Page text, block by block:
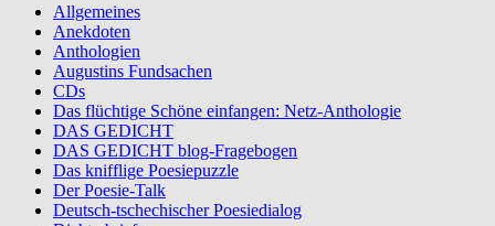
Allgemeines
Anekdoten
Anthologien
Augustins Fundsachen
CDs
Das flüchtige Schöne einfangen: Netz-Anthologie
DAS GEDICHT
DAS GEDICHT blog-Fragebogen
Das knifflige Poesiepuzzle
Der Poesie-Talk
Deutsch-tschechischer Poesiedialog